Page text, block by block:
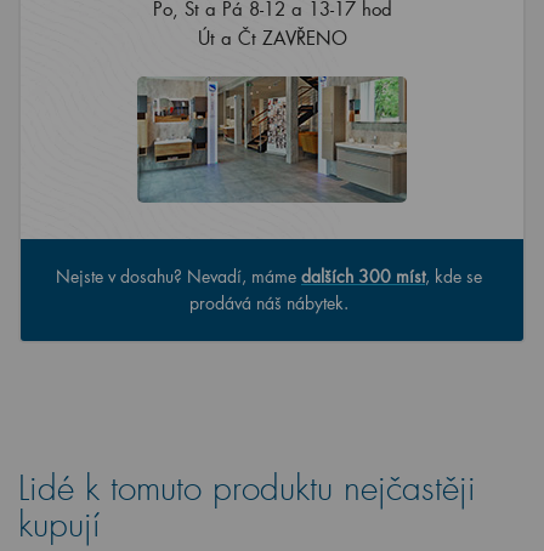
Po, St a Pá 8-12 a 13-17 hod
Út a Čt ZAVŘENO
Nejste v dosahu? Nevadí, máme dalších 300 míst, kde se
prodává náš nábytek.
Lidé k tomuto produktu nejčastěji
kupují